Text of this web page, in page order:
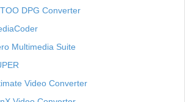
DPG Converter
Multimedia Suite
Video Converter